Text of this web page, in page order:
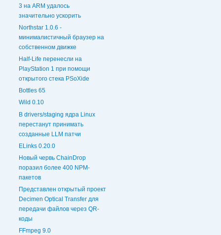
3 на ARM удалось
значительно ускорить
Northstar 1.0.6 -
минималистичный браузер на
собственном движке
Half-Life перенесли на
PlayStation 1 при помощи
открытого стека PSoXide
Bottles 65
Wild 0.10
В drivers/staging ядра Linux
перестанут принимать
созданные LLM патчи
ELinks 0.20.0
Новый червь ChainDrop
поразил более 400 NPM-
пакетов
Представлен открытый проект
Decimen Optical Transfer для
передачи файлов через QR-
коды
FFmpeg 9.0